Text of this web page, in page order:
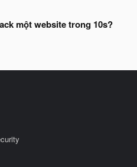
một website trong 10s?